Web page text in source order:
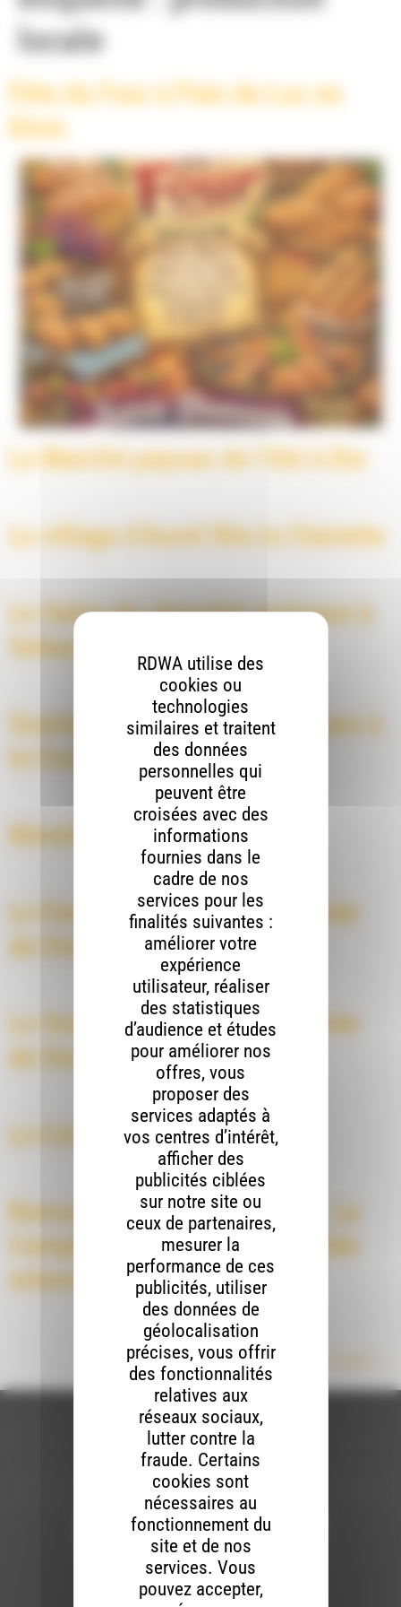
locale
Fête du Four à Pain de Luc en
Diois
Le Marché paysan de l’été à Die
Le village d’Aurel fête la Clairette
Le Salon du chocolat vertueux à
Solaure-en-Diois
Soutien à l’Anthyllis le 14 mars à
la Coconnerie
Réveillons la solidarité
Le Grand Banquet de la rentrée
de Die
Le Grand Banquet de la rentrée
de Die
Le Col de Rousset en Fête
Barnave Aux Artistes 2025 : Le
Camphrier égaré dans la vallée
infernale
Newsletter :
Nous utilisons Brevo en tant que plateforme
marketing. En soumettant ce formulaire, vous
acceptez que les données personnelles que
vous avez fournies soient transférées à
RDWA utilise des
cookies ou
technologies
similaires et traitent
des données
personnelles qui
peuvent être
croisées avec des
informations
fournies dans le
cadre de nos
services pour les
finalités suivantes :
améliorer votre
expérience
utilisateur, réaliser
des statistiques
d’audience et études
pour améliorer nos
offres, vous
proposer des
services adaptés à
vos centres d’intérêt,
afficher des
publicités ciblées
sur notre site ou
ceux de partenaires,
mesurer la
performance de ces
publicités, utiliser
des données de
géolocalisation
précises, vous offrir
des fonctionnalités
relatives aux
réseaux sociaux,
lutter contre la
fraude. Certains
cookies sont
nécessaires au
fonctionnement du
site et de nos
services. Vous
pouvez accepter,